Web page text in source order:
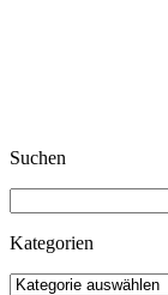
Suchen
nach:
Kategorien
Kategorien